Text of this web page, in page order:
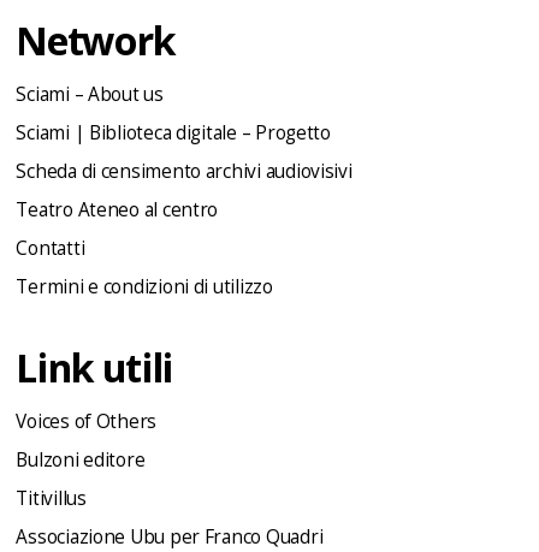
Network
Sciami – About us
Sciami | Biblioteca digitale – Progetto
Scheda di censimento archivi audiovisivi
Teatro Ateneo al centro
Contatti
Termini e condizioni di utilizzo
Link utili
Voices of Others
Bulzoni editore
Titivillus
Associazione Ubu per Franco Quadri